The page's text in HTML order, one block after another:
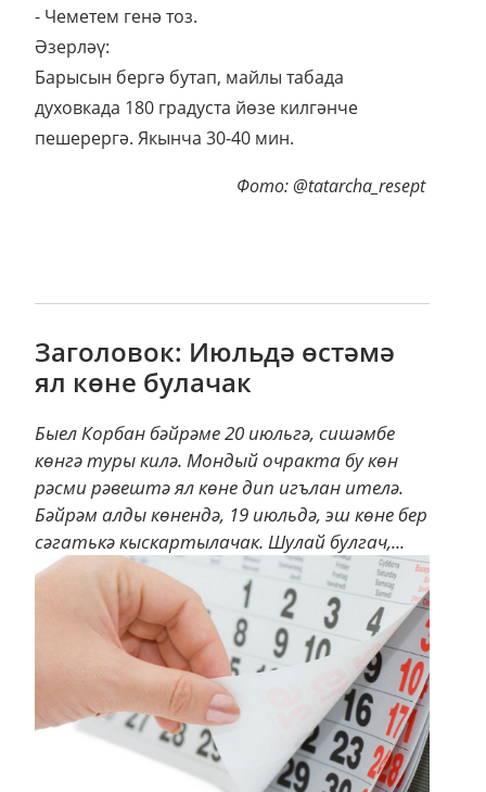
- Чеметем генә тоз.
Әзерләү:
Барысын бергә бутап, майлы табада
духовкада 180 градуста йөзе килгәнче
пешерергә. Якынча 30-40 мин.
Фото: @tatarcha_resept
Заголовок: Июльдә өстәмә
ял көне булачак
Быел Корбан бәйрәме 20 июльгә, сишәмбе
көнгә туры килә. Мондый очракта бу көн
рәсми рәвештә ял көне дип игълан ителә.
Бәйрәм алды көнендә, 19 июльдә, эш көне бер
сәгатькә кыскартылачак. Шулай булгач,...